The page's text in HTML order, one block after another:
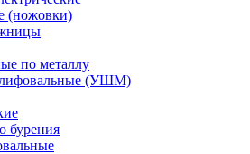
(ножовки)
по металлу
(УШМ)
бурения